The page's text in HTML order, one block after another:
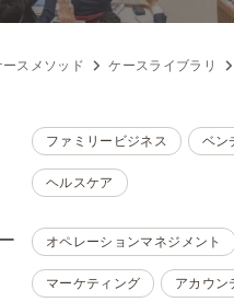
ースメソッド ケースライブラリ
ファミリービジネス ベン
ヘルスケア
オペレーションマネジメント
マーケティング アカウン